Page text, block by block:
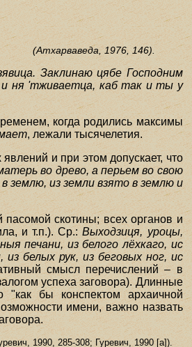
(Атхарваведа, 1976, 146).
Заклинаю цябе Господним
и ня 'тживаетца, каб так и ты у
когда родились максимы
, лежали тысячелетия.
и при этом допускает, что
во древо, а перьем во свою
землю, из земли взято в землю и
скотины; всех органов и
и т.п.). Ср.:Выходзиця, уроцы,
печани, из белого лёхкаго, ис
белых рук, из беговых ног, ис
смысл перечислений – в
успеха заговора). Длинные
бы конспектом архаичной
имени, важно назвать
1990, 285-308; Гуревич, 1990 [a]).